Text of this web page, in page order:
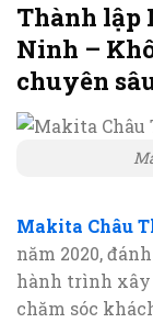
Thành lập
Ninh –
chuyên
Makita Châu
năm 2020,
hành trình xây
chăm sóc